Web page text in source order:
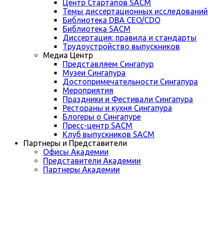
Центр Стартапов SACM
Темы диссертационных исследований
Библиотека DBA CEO/CDO
Библиотека SACM
Диссертация: правила и стандарты
Трудоустройство выпускников
Медиа Центр
Представляем Сингапур
Музеи Сингапура
Достопримечательности Сингапура
Мероприятия
Праздники и Фестивали Сингапура
Рестораны и кухня Сингапура
Блогеры о Сингапуре
Пресс-центр SACM
Клуб выпускников SACM
Партнеры и Представители
Офисы Академии
Представители Академии
Партнеры Академии